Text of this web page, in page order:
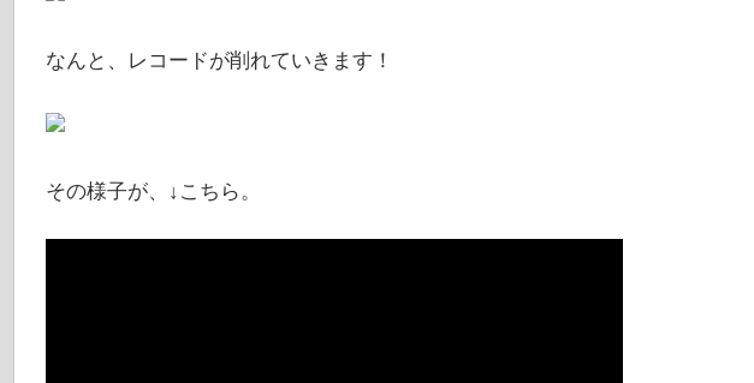
なんと、レコードが削れていきます！
その様子が、↓こちら。